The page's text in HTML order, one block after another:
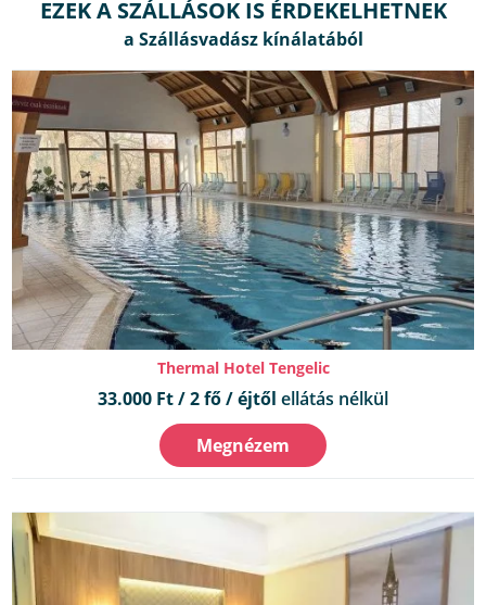
EZEK A SZÁLLÁSOK IS ÉRDEKELHETNEK
Thermal Hotel Tengelic
33.000 Ft / 2 fő / éjtől ellátás nélkül
Megnézem